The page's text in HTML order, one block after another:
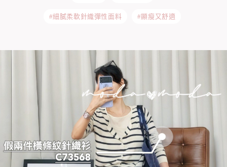
#細膩柔軟針織彈性面料 #顯瘦又舒適